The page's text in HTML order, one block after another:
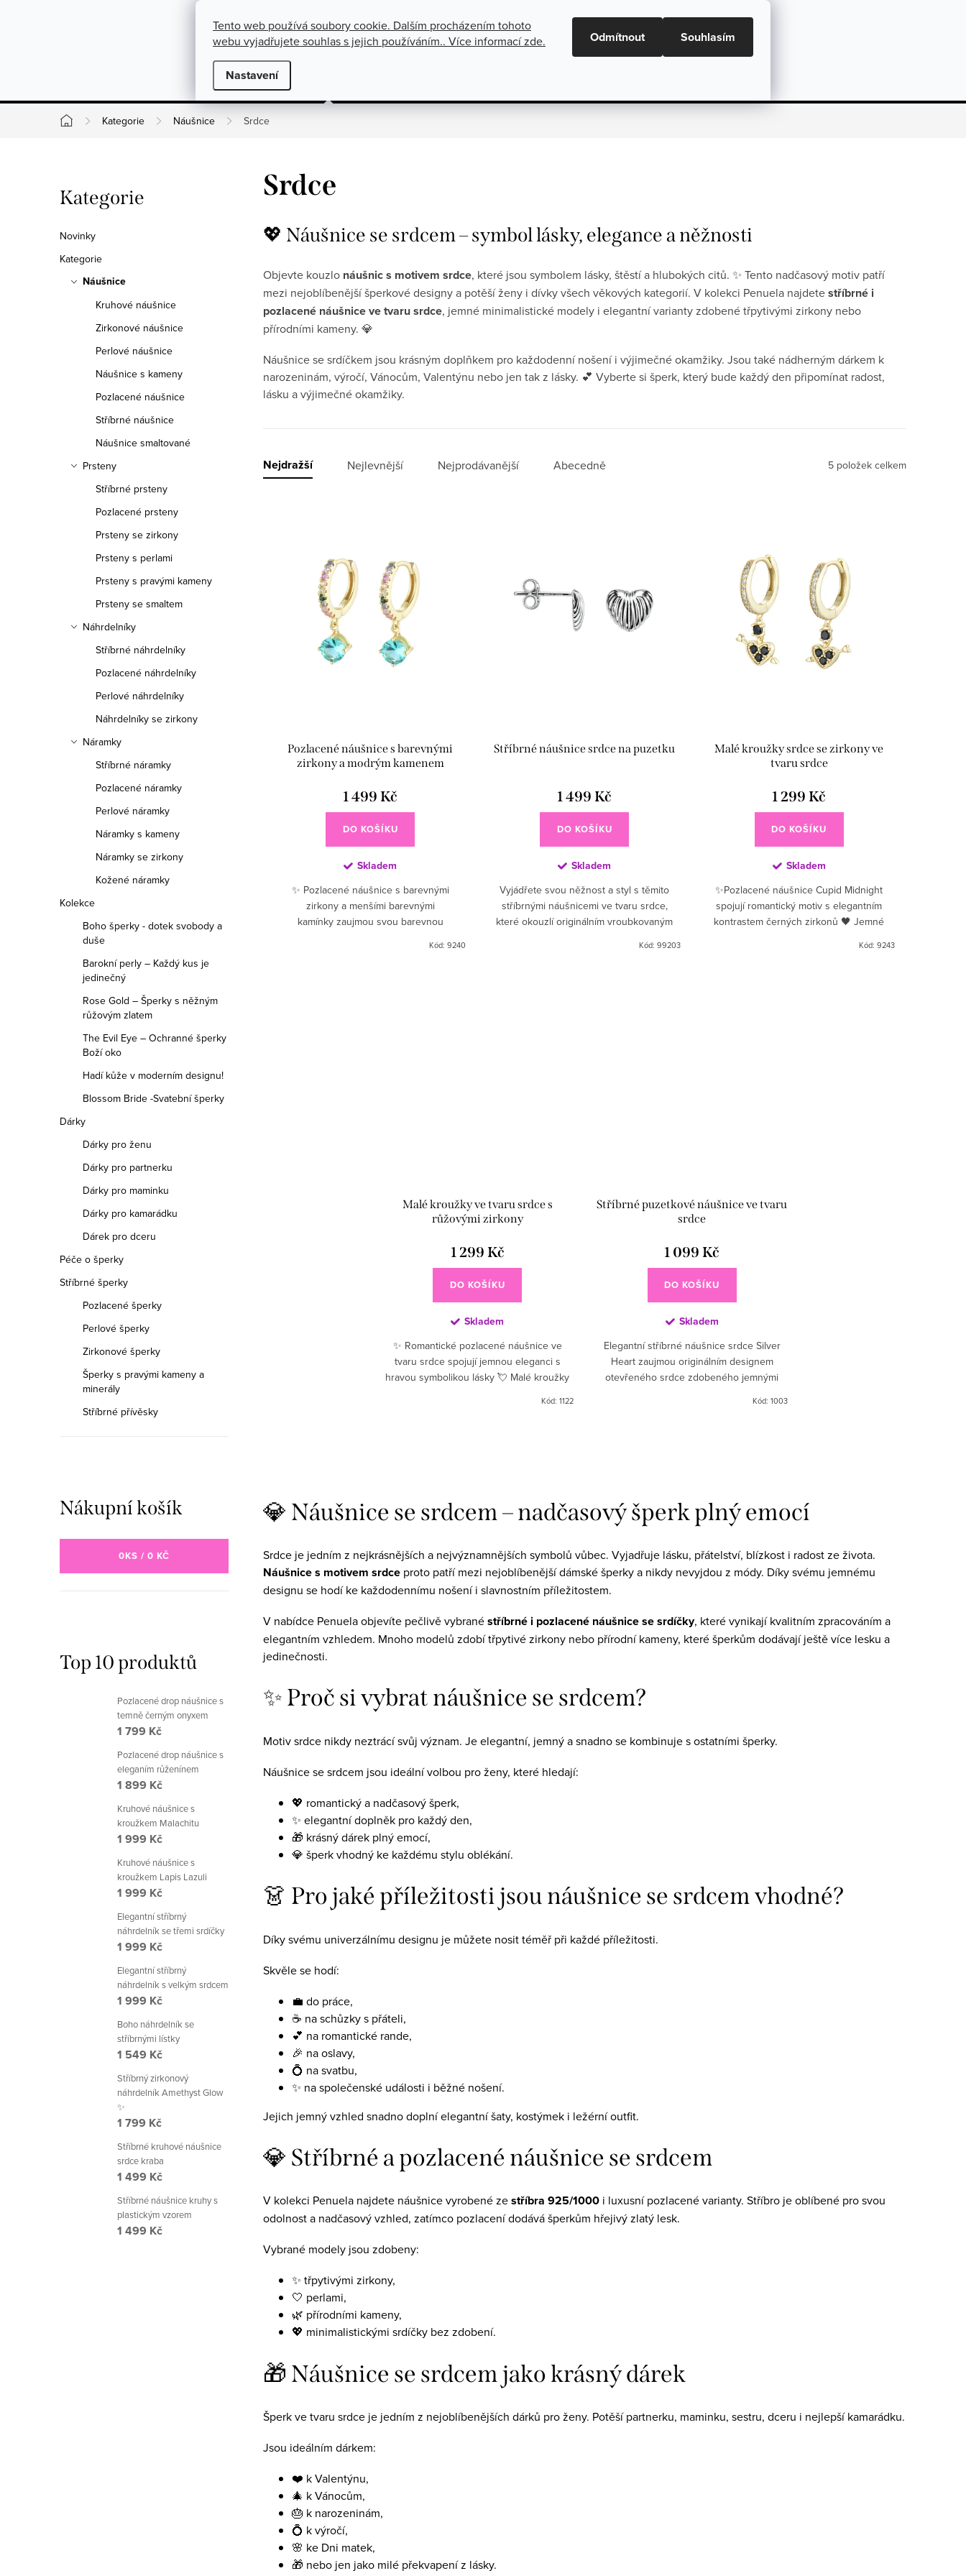
https://cz.pinterest.com/shoppenuela/
Tento web používá soubory cookie. Dalším procházením tohoto
webu vyjadřujete souhlas s jejich používáním.. Více informacízde.
Nastavení
Odmítnout Souhlasím
Podmínky pro výměnu, vrácení a reklamaci Oznámení o zrušení platby dobírkou Všeobecné obchodní podmínky, GDPR a GPSR
Novinky
Domů
Kategorie Náušnice Srdce
Přeskočit kategorie
Kategorie
Novinky
Kategorie
Náušnice
Kruhové náušnice
Zirkonové náušnice
Perlové náušnice
Náušnice s kameny
Pozlacené náušnice
Stříbrné náušnice
Náušnice smaltované
Prsteny
Stříbrné prsteny
Pozlacené prsteny
Prsteny se zirkony
Prsteny s perlami
Prsteny s pravými kameny
Prsteny se smaltem
Náhrdelníky
Stříbrné náhrdelníky
Pozlacené náhrdelníky
Perlové náhrdelníky
Náhrdelníky se zirkony
Náramky
Stříbrné náramky
Pozlacené náramky
Perlové náramky
Náramky s kameny
Náramky se zirkony
Kožené náramky
Kolekce
Boho šperky - dotek svobody a
duše
Barokní perly – Každý kus je
jedinečný
Rose Gold – Šperky s něžným
růžovým zlatem
The Evil Eye – Ochranné šperky
Boží oko
Hadí kůže v moderním designu!
Blossom Bride -Svatební šperky
Dárky
Dárky pro ženu
Dárky pro partnerku
Dárky pro maminku
Dárky pro kamarádku
Dárek pro dceru
Péče o šperky
Stříbrné šperky
Pozlacené šperky
Perlové šperky
Zirkonové šperky
Šperky s pravými kameny a
minerály
Stříbrné přívěsky
Nákupní košík
0KS / 0 KČ
Top 10 produktů
Pozlacené drop náušnice s
temně černým onyxem
1 799 Kč
Pozlacené drop náušnice s
eleganím růženínem
1 899 Kč
Kruhové náušnice s
kroužkem Malachitu
1 999 Kč
Kruhové náušnice s
kroužkem Lapis Lazuli
1 999 Kč
Elegantní stříbrný
náhrdelník se třemi srdíčky
1 999 Kč
Elegantní stříbrný
náhrdelník s velkým srdcem
1 999 Kč
Boho náhrdelník se
stříbrnými lístky
1 549 Kč
Stříbrný zirkonový
náhrdelník Amethyst Glow
✨
1 799 Kč
Stříbrné kruhové náušnice
srdce kraba
1 499 Kč
Stříbrné náušnice kruhy s
plastickým vzorem
1 499 Kč
Srdce
💖 Náušnice se srdcem – symbol lásky, elegance a něžnosti
Objevte kouzlo náušnic s motivem srdce, které jsou symbolem lásky, štěstí a hlubokých citů. ✨ Tento nadčasový motiv patří
mezi nejoblíbenější šperkové designy a potěší ženy i dívky všech věkových kategorií. V kolekci Penuela najdetestříbrné i
pozlacené náušnice ve tvaru srdce, jemné minimalistické modely i elegantní varianty zdobené třpytivými zirkony nebo
přírodními kameny. 💎
Náušnice se srdíčkem jsou krásným doplňkem pro každodenní nošení i výjimečné okamžiky. Jsou také nádherným dárkem k
narozeninám, výročí, Vánocům, Valentýnu nebo jen tak z lásky. 💕 Vyberte si šperk, který bude každý den připomínat radost,
lásku a výjimečné okamžiky.
Řazení produktů
Nejdražší Nejlevnější Nejprodávanější Abecedně 5 položek celkem
Pozlacené náušnice s barevnými
zirkony a modrým kamenem
1 499 Kč
DO KOŠÍKU
Skladem
✨ Pozlacené náušnice s barevnými
zirkony a menšími barevnými
kamínky zaujmou svou barevnou
Kód:9240
Stříbrné náušnice srdce na puzetku
1 499 Kč
DO KOŠÍKU
Skladem
Vyjádřete svou něžnost a styl s těmito
stříbrnými náušnicemi ve tvaru srdce,
které okouzlí originálním vroubkovaným
Kód: 99203
Malé kroužky srdce se zirkony ve
tvaru srdce
1 299 Kč
DO KOŠÍKU
Skladem
✨Pozlacené náušnice Cupid Midnight
spojují romantický motiv s elegantním
kontrastem černých zirkonů 🖤 Jemné
Kód: 9243
Malé kroužky ve tvaru srdce s
růžovými zirkony
1 299 Kč
DO KOŠÍKU
Skladem
✨ Romantické pozlacené náušnice ve
tvaru srdce spojují jemnou eleganci s
hravou symbolikou lásky 💘 Malé kroužky
Kód: 1122
Stříbrné puzetkové náušnice ve tvaru
srdce
1 099 Kč
DO KOŠÍKU
Skladem
Elegantní stříbrné náušnice srdce Silver
Heart zaujmou originálním designem
otevřeného srdce zdobeného jemnými
Kód: 1003
💎 Náušnice se srdcem – nadčasový šperk plný emocí
Srdce je jedním z nejkrásnějších a nejvýznamnějších symbolů vůbec. Vyjadřuje lásku, přátelství, blízkost i radost ze života.
Náušnice s motivem srdce proto patří mezi nejoblíbenější dámské šperky a nikdy nevyjdou z módy. Díky svému jemnému
designu se hodí ke každodennímu nošení i slavnostním příležitostem.
V nabídce Penuela objevíte pečlivě vybranéstříbrné i pozlacené náušnice se srdíčky, které vynikají kvalitním zpracováním a
elegantním vzhledem. Mnoho modelů zdobí třpytivé zirkony nebo přírodní kameny, které šperkům dodávají ještě více lesku a
jedinečnosti.
✨ Proč si vybrat náušnice se srdcem?
Motiv srdce nikdy neztrácí svůj význam. Je elegantní, jemný a snadno se kombinuje s ostatními šperky.
Náušnice se srdcem jsou ideální volbou pro ženy, které hledají:
💖 romantický a nadčasový šperk,
✨ elegantní doplněk pro každý den,
🎁 krásný dárek plný emocí,
💎 šperk vhodný ke každému stylu oblékání.
👗 Pro jaké příležitosti jsou náušnice se srdcem vhodné?
Díky svému univerzálnímu designu je můžete nosit téměř při každé příležitosti.
Skvěle se hodí:
💼 do práce,
☕ na schůzky s přáteli,
💕 na romantické rande,
🎉 na oslavy,
💍 na svatbu,
✨ na společenské události i běžné nošení.
Jejich jemný vzhled snadno doplní elegantní šaty, kostýmek i ležérní outfit.
💎 Stříbrné a pozlacené náušnice se srdcem
V kolekci Penuela najdete náušnice vyrobené zestříbra 925/1000 i luxusní pozlacené varianty. Stříbro je oblíbené pro svou
odolnost a nadčasový vzhled, zatímco pozlacení dodává šperkům hřejivý zlatý lesk.
Vybrané modely jsou zdobeny:
✨ třpytivými zirkony,
🤍 perlami,
🌿 přírodními kameny,
💖 minimalistickými srdíčky bez zdobení.
🎁 Náušnice se srdcem jako krásný dárek
Šperk ve tvaru srdce je jedním z nejoblíbenějších dárků pro ženy. Potěší partnerku, maminku, sestru, dceru i nejlepší kamarádku.
Jsou ideálním dárkem:
❤️ k Valentýnu,
🎄 k Vánocům,
🎂 k narozeninám,
💍 k výročí,
🌸 ke Dni matek,
🎁 nebo jen jako milé překvapení z lásky.